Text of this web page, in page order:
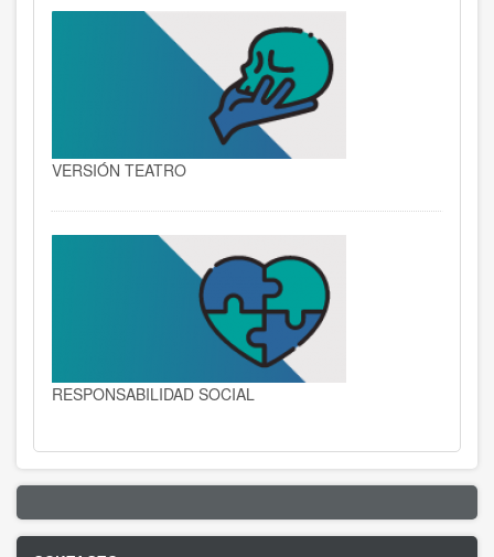
VERSIÓN TEATRO
RESPONSABILIDAD SOCIAL